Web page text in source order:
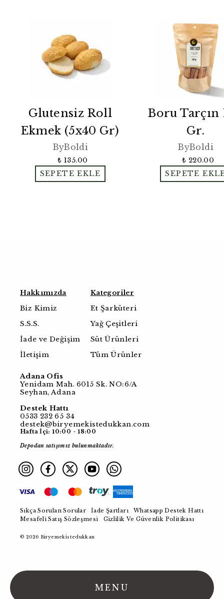
MENU
Glutensiz Roll
Ekmek (5x40 Gr)
ByBoldi
₺ 135.00
SEPETE EKLE
Boru Tarçın
Gr.
ByBoldi
₺ 220.00
SEPETE
Hakkımızda
Biz Kimiz
S.S.S.
İade ve Değişim
İletişim
Kategoriler
Et Şarküteri
Yağ Çeşitleri
Süt Ürünleri
Tüm Ürünler
Adana Ofis
Yenidam Mah. 6015 Sk. NO:6/A
Seyhan, Adana
Destek Hattı
0533 232 65 34
destek@biryemekistedukkan.com
Hafta İçi: 10:00 - 18:00
Depodan satışımız bulunmaktadır.
© 2026 Biryemekistedukkan
Sıkça Sorulan Sorular İade Şartları
Whatsapp Destek Hattı
Mesafeli Satış Sözleşmesi
Gizlilik Ve Güvenlik Politikası